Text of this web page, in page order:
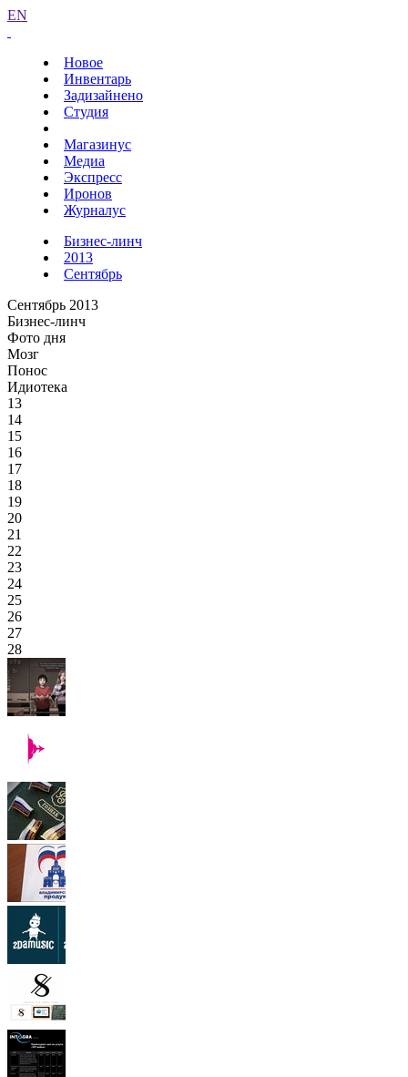
EN
Новое
Инвентарь
Задизайнено
Студия
Магазинус
Медиа
Экспресс
Иронов
Журналус
Бизнес-линч
2013
Сентябрь
Сентябрь 2013
Бизнес-линч
Фото дня
Мозг
Понос
Идиотека
13
14
15
16
17
18
19
20
21
22
23
24
25
26
27
28